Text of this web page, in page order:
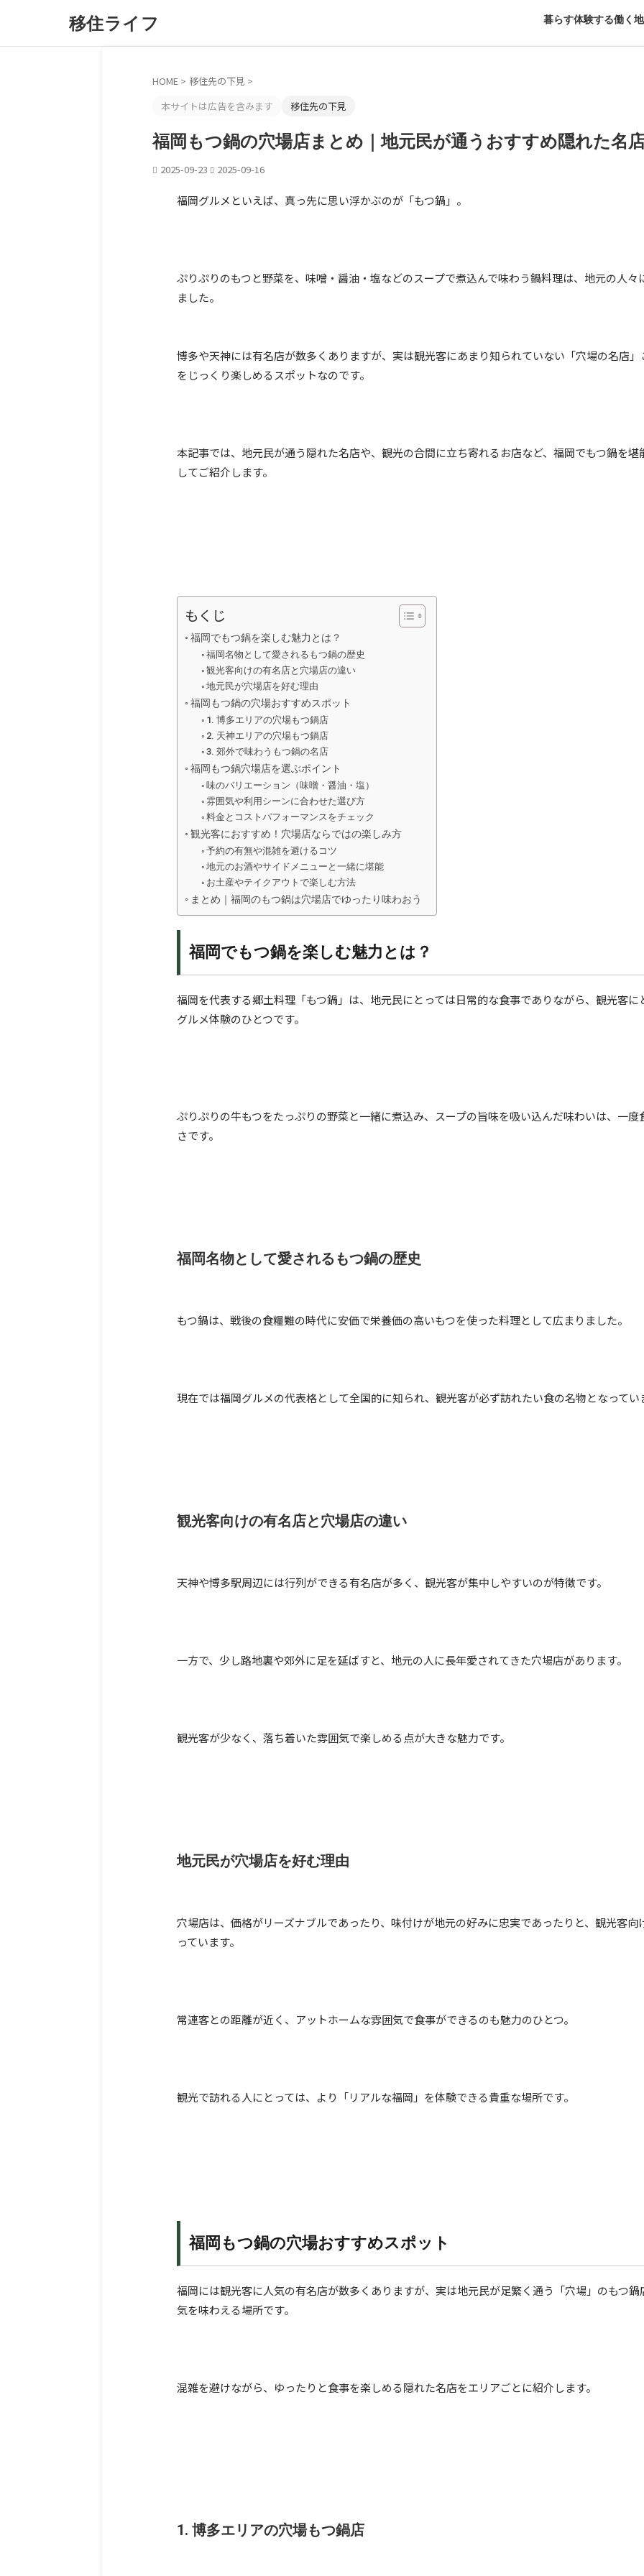
移住ライフ 暮らす体験する働く
HOME > 移住先の下見 >
本サイトは広告を含みます
移住先の下見
福岡もつ鍋の穴場店まとめ｜地元民が通うおすすめ隠れた名
2025-09-23 2025-09-16
福岡グルメといえば、真っ先に思い浮かぶのが「もつ鍋」。
ぷりぷりのもつと野菜を、味噌・醤油・塩などのスープで煮込んで味わう鍋料理は、地元の人
ました。
博多や天神には有名店が数多くありますが、実は観光客にあまり知られていない「穴場の名店
をじっくり楽しめるスポットなのです。
本記事では、地元民が通う隠れた名店や、観光の合間に立ち寄れるお店など、福岡でもつ鍋を
してご紹介します。
もくじ
福岡でもつ鍋を楽しむ魅力とは？
福岡名物として愛されるもつ鍋の歴史
観光客向けの有名店と穴場店の違い
地元民が穴場店を好む理由
福岡もつ鍋の穴場おすすめスポット
1. 博多エリアの穴場もつ鍋店
2. 天神エリアの穴場もつ鍋店
3. 郊外で味わうもつ鍋の名店
福岡もつ鍋穴場店を選ぶポイント
味のバリエーション（味噌・醤油・塩）
雰囲気や利用シーンに合わせた選び方
料金とコストパフォーマンスをチェック
観光客におすすめ！穴場店ならではの楽しみ方
予約の有無や混雑を避けるコツ
地元のお酒やサイドメニューと一緒に堪能
お土産やテイクアウトで楽しむ方法
まとめ｜福岡のもつ鍋は穴場店でゆったり味わおう
福岡でもつ鍋を楽しむ魅力とは？
福岡を代表する郷土料理「もつ鍋」は、地元民にとっては日常的な食事でありながら、観光客
グルメ体験のひとつです。
ぷりぷりの牛もつをたっぷりの野菜と一緒に煮込み、スープの旨味を吸い込んだ味わいは、一
さです。
福岡名物として愛されるもつ鍋の歴史
もつ鍋は、戦後の食糧難の時代に安価で栄養価の高いもつを使った料理として広まりました。
現在では福岡グルメの代表格として全国的に知られ、観光客が必ず訪れたい食の名物となってい
観光客向けの有名店と穴場店の違い
天神や博多駅周辺には行列ができる有名店が多く、観光客が集中しやすいのが特徴です。
一方で、少し路地裏や郊外に足を延ばすと、地元の人に長年愛されてきた穴場店があります。
観光客が少なく、落ち着いた雰囲気で楽しめる点が大きな魅力です。
地元民が穴場店を好む理由
穴場店は、価格がリーズナブルであったり、味付けが地元の好みに忠実であったりと、観光客
っています。
常連客との距離が近く、アットホームな雰囲気で食事ができるのも魅力のひとつ。
観光で訪れる人にとっては、より「リアルな福岡」を体験できる貴重な場所です。
福岡もつ鍋の穴場おすすめスポット
福岡には観光客に人気の有名店が数多くありますが、実は地元民が足繁く通う「穴場」のもつ
気を味わえる場所です。
混雑を避けながら、ゆったりと食事を楽しめる隠れた名店をエリアごとに紹介します。
1. 博多エリアの穴場もつ鍋店